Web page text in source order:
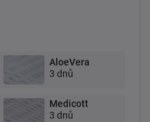
AloeVera
3 dnů
Medicott
3 dnů